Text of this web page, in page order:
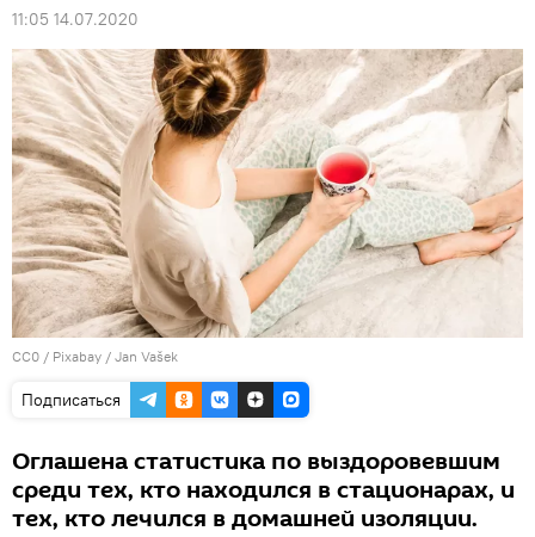
11:05 14.07.2020
CC0 / Pixabay / Jan Vašek
Подписаться
Оглашена статистика по выздоровевшим
среди тех, кто находился в стационарах, и
тех, кто лечился в домашней изоляции.